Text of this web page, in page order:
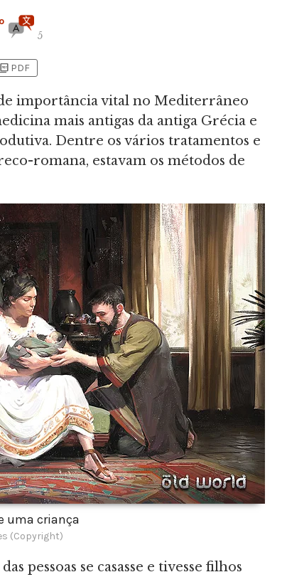
5
PDF
importância vital no Mediterrâneo
mais antigas da antiga Grécia e
Dentre os vários tratamentos e
romana, estavam os métodos de
uma criança
(Copyright)
pessoas se casasse e tivesse filhos